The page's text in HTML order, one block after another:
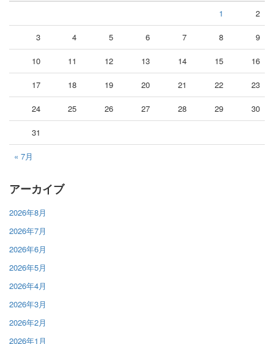
« 7月
1 2
3 4 5 6 7 8 9
10 11 12 13 14 15 16
17 18 19 20 21 22 23
24 25 26 27 28 29 30
31
アーカイブ
2026年8月
2026年7月
2026年6月
2026年5月
2026年4月
2026年3月
2026年2月
2026年1月